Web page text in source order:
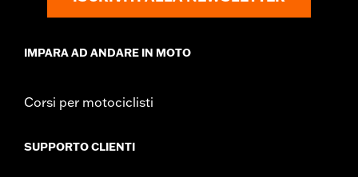
IMPARA AD ANDARE IN MOTO
Corsi per motociclisti
SUPPORTO CLIENTI